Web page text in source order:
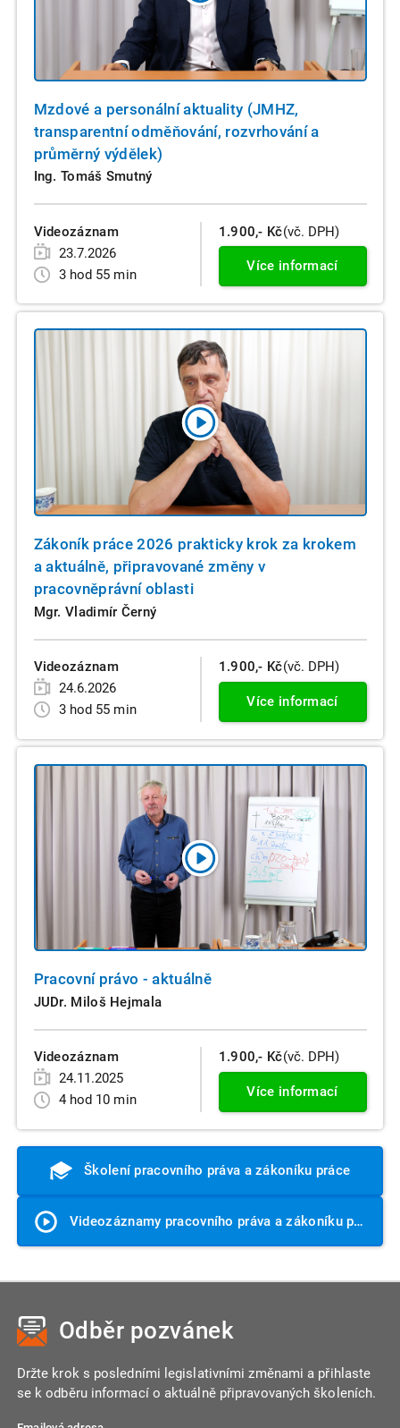
Mzdové a personální aktuality (JMHZ,
transparentní odměňování, rozvrhování a
průměrný výdělek)
Ing. Tomáš Smutný
Videozáznam
23.7.2026
3 hod 55 min
1.900,- Kč(vč. DPH)
Více informací
Zákoník práce 2026 prakticky krok za krokem
a aktuálně, připravované změny v
pracovněprávní oblasti
Mgr. Vladimír Černý
Videozáznam
24.6.2026
3 hod 55 min
1.900,- Kč(vč. DPH)
Více informací
Pracovní právo - aktuálně
JUDr. Miloš Hejmala
Videozáznam
24.11.2025
4 hod 10 min
1.900,- Kč(vč. DPH)
Více informací
Školení pracovního práva a zákoníku práce
Videozáznamy pracovního práva a zákoníku práce
Odběr pozvánek
Držte krok s posledními legislativními změnami a přihlaste
se k odběru informací o aktuálně připravovaných školeních.